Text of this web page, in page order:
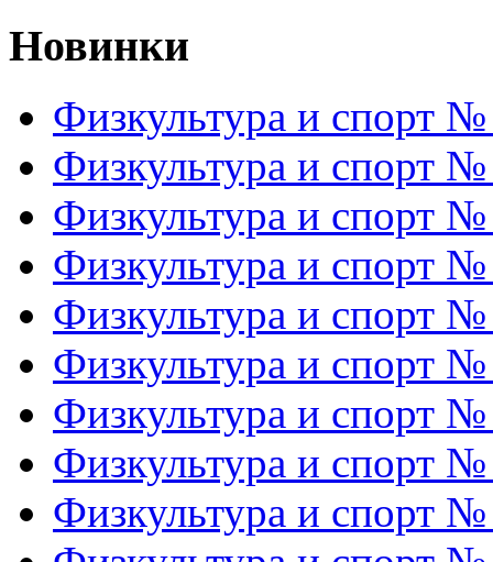
Новинки
Физкультура и спорт
Физкультура и спорт
Физкультура и спорт
Физкультура и спорт
Физкультура и спорт
Физкультура и спорт
Физкультура и спорт
Физкультура и спорт
Физкультура и спорт